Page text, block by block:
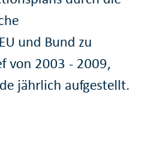
und Bund zu
von 2003 - 2009,
jährlich aufgestellt.